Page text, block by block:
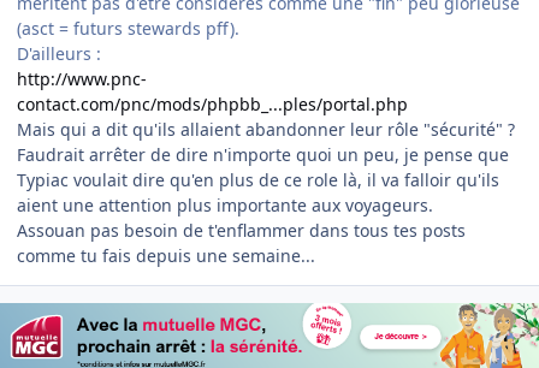
(asct = futurs stewards pff).
D'ailleurs :
http://www.pnc-
contact.com/pnc/mods/phpbb_...ples/portal.php
Mais qui a dit qu'ils allaient abandonner leur rôle "sécurité" ?
Faudrait arrêter de dire n'importe quoi un peu, je pense que
Typiac voulait dire qu'en plus de ce role là, il va falloir qu'ils
aient une attention plus importante aux voyageurs.
Assouan pas besoin de t'enflammer dans tous tes posts
comme tu fais depuis une semaine...